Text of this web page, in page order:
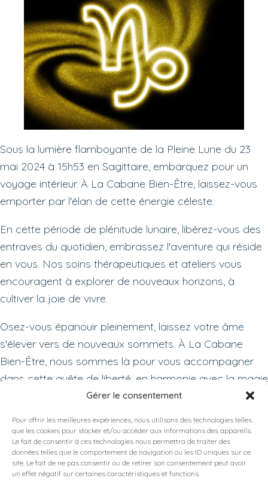
Gérer le consentement
Pour offrir les meilleures expériences, nous utilisons des technologies telles
que les cookies pour stocker et/ou accéder aux informations des appareils.
Le fait de consentir à ces technologies nous permettra de traiter des
données telles que le comportement de navigation ou les ID uniques sur ce
site. Le fait de ne pas consentir ou de retirer son consentement peut avoir
un effet négatif sur certaines caractéristiques et fonctions.
Sous la lumière flamboyante de la Pleine Lune du 23
mai 2024 à 15h53 en Sagittaire, embarquez pour un
voyage intérieur. À La Cabane Bien-Être, laissez-vous
emporter par l'élan de cette énergie céleste.
En cette période de plénitude lunaire, libérez-vous des
entraves du quotidien, embrassez l'aventure qui réside
en vous. Nos soins thérapeutiques et ateliers vous
encouragent à explorer de nouveaux horizons, à
cultiver la joie de vivre.
Osez-vous épanouir pleinement, laissez votre âme
s'élever vers de nouveaux sommets. À La Cabane
Bien-Être, nous sommes là pour vous accompagner
dans cette quête de liberté, en harmonie avec la magie
#Aventure, #Éveil, #Exploration, #Liberté,
#PleineLune, #Sagittaire🌟